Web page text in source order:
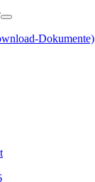
Dokumente)